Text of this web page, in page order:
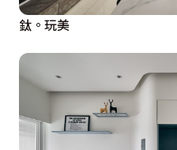
鈦。玩美